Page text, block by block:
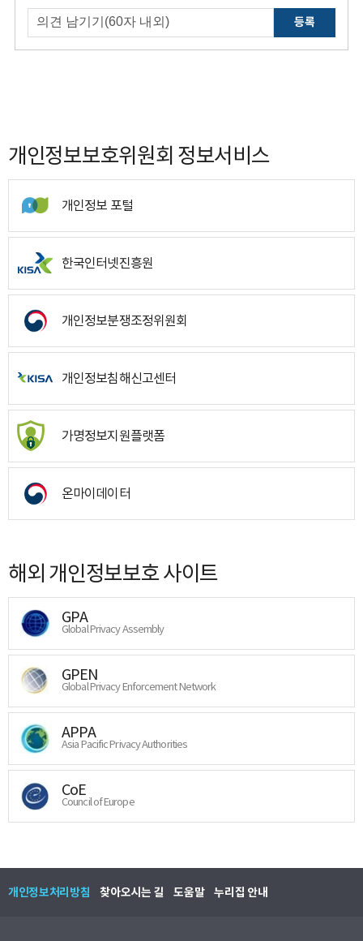
등록
개인정보보호위원회 정보서비스
개인정보 포털
한국인터넷진흥원
개인정보분쟁조정위원회
개인정보침해신고센터
가명정보지원플랫폼
온마이데이터
해외 개인정보보호 사이트
GPA
Global Privacy Assembly
GPEN
Global Privacy Enforcement Network
APPA
Asia Pacific Privacy Authorities
CoE
Council of Europe
개인정보처리방침 찾아오시는 길 도움말 누리집 안내